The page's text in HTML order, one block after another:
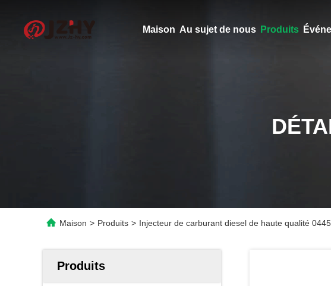
Maison Au sujet de nous Produits
Maison > Produits > Injecteur de carburant diesel de haute qualité
Produits